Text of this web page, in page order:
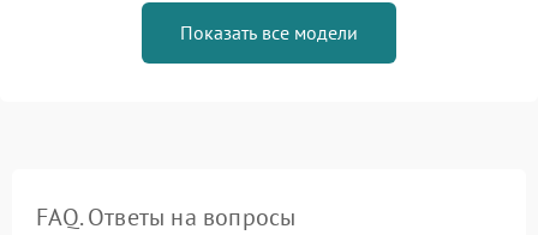
Показать все модели
FAQ. Ответы на вопросы